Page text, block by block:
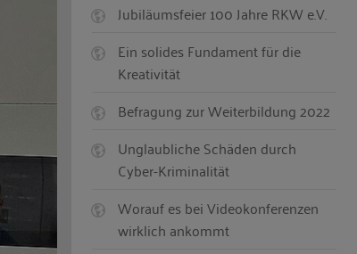
Jubiläumsfeier 100 Jahre RKW e.V.
Ein solides Fundament für die
Kreativität
Befragung zur Weiterbildung 2022
Unglaubliche Schäden durch
Cyber-Kriminalität
Worauf es bei Videokonferenzen
wirklich ankommt